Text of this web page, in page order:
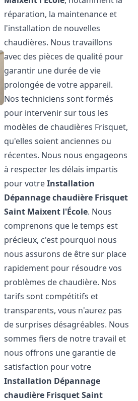
réparation, la maintenance et
l'installation de nouvelles
chaudières. Nous travaillons
avec des pièces de qualité pour
garantir une durée de vie
prolongée de votre appareil.
Nos techniciens sont formés
pour intervenir sur tous les
modèles de chaudières Frisquet,
qu'elles soient anciennes ou
récentes. Nous nous engageons
à respecter les délais impartis
pour votreInstallation
Dépannage chaudière Frisquet
Saint Maixent l'École. Nous
comprenons que le temps est
précieux, c'est pourquoi nous
nous assurons de être sur place
rapidement pour résoudre vos
problèmes de chaudière. Nos
tarifs sont compétitifs et
transparents, vous n'aurez pas
de surprises désagréables. Nous
sommes fiers de notre travail et
nous offrons une garantie de
satisfaction pour votre
Installation Dépannage
chaudière FrisquetSaint